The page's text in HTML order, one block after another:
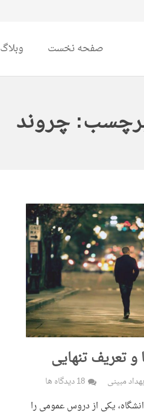
صفحه نخست وبلاگ
چروند
و تعریف تنهایی
بهداد مبینی 18 دیدگاه ها
یکی از دروس عمومی را